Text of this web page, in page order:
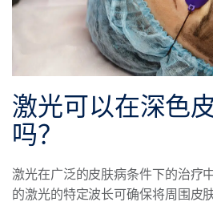
激光可以在深色
吗？
激光在广泛的皮肤病条件下的治疗
的激光的特定波长可确保将周围皮